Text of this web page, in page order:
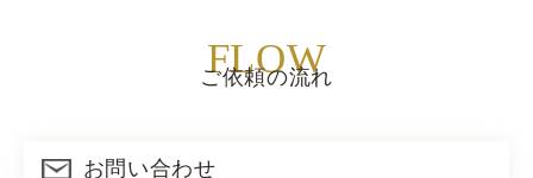
FLOW
ご依頼の流れ
お問い合わせ